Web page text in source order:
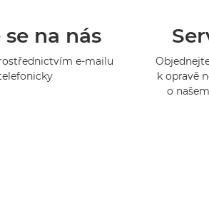
na nás
e-mailu
k opravě
o